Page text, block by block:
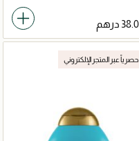
حصرياً عبر المتجر الإلكتروني